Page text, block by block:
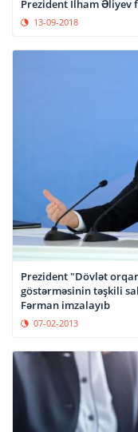
Prezident İlham Əliyev
13-09-2018
Prezident "Dövlət
göstərməsinin təşkili
Fərman imzalayıb
07-02-2013